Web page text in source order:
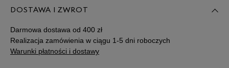
DOSTAWA I ZWROT
Darmowa dostawa od 400 zł
Realizacja zamówienia w ciągu 1-5 dni roboczych
Warunki płatności i dostawy